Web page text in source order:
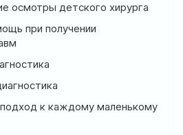
128/1, г. Ирпень
работаем:
8:00-19:00
8:00-18:00
осмотры детского хирурга
при получении
к каждому маленькому